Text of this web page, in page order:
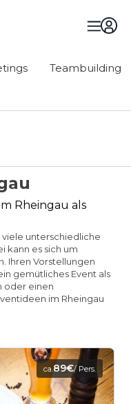
Teambuilding
Rheingau als
viele unterschiedliche
kann es sich um
Ihren Vorstellungen
gemütliches Event als
oder einen
im Rheingau
ca.89€/ Pers.